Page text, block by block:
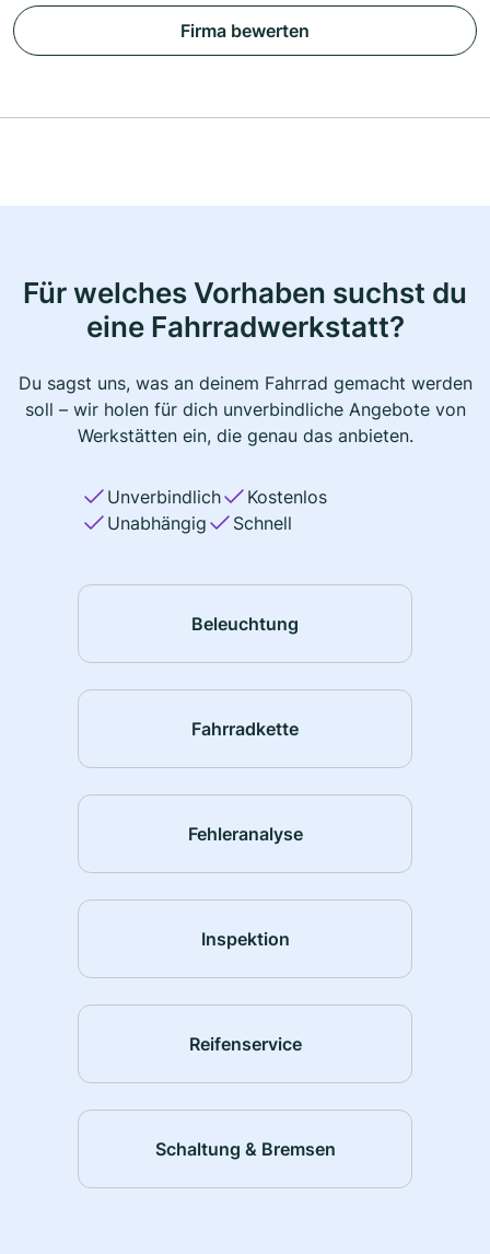
Firma bewerten
Für welches Vorhaben suchst du
eine Fahrradwerkstatt?
Du sagst uns, was an deinem Fahrrad gemacht werden
soll – wir holen für dich unverbindliche Angebote von
Werkstätten ein, die genau das anbieten.
Unverbindlich
Kostenlos
Unabhängig
Schnell
Beleuchtung
Fahrradkette
Fehleranalyse
Inspektion
Reifenservice
Schaltung & Bremsen